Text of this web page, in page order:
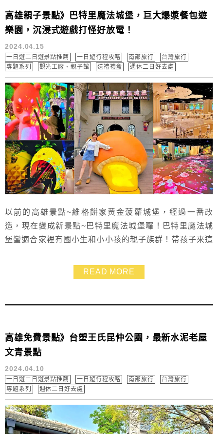
高雄親子景點》巴特里魔法城堡，巨大爆漿餐包遊
樂園，沉浸式遊戲打怪好放電！
2024.04.15
一日遊二日遊景點推薦 一日遊行程攻略 南部旅行
台灣旅行
專題系列
觀光工廠、親子館 送禮禮盒 週休二日好去處
以前的高雄景點~維格餅家黃金菠蘿城堡，經過一番改
造，現在變成新景點~巴特里魔法城堡囉！巴特里魔法城
堡蠻適合家裡有國小生和小小孩的親子族群！帶孩子來這
的聲光和視覺效果，連大人都淪陷其中，真的太好玩了，
這裡也能體驗親子烘焙DIY，和採購爆漿餐包當伴手禮帶
READ MORE
高雄免費景點》台塑王氏昆仲公園，最新水泥老屋
文青景點
2024.04.10
一日遊二日遊景點推薦 一日遊行程攻略 南部旅行
台灣旅行
專題系列
週休二日好去處